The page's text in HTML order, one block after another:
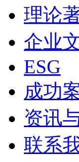
理论
企业
ESG
成功
资讯
联系